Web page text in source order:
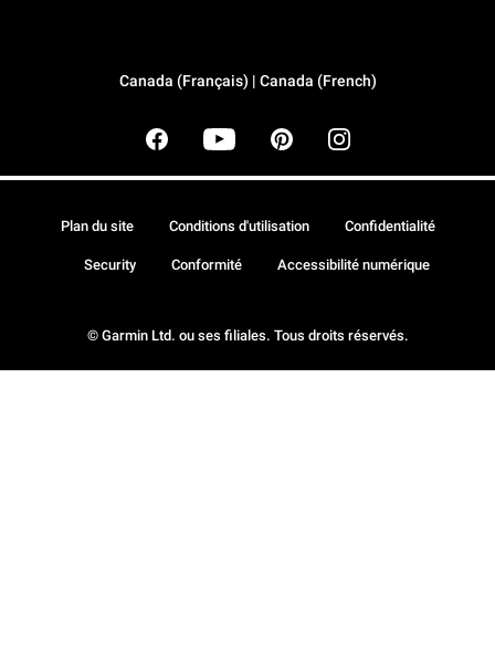
Canada (Français) | Canada (French)
© Garmin Ltd. ou ses filiales. Tous droits réservés.
Plan du site Conditions d'utilisation Confidentialité
Security Conformité Accessibilité numérique